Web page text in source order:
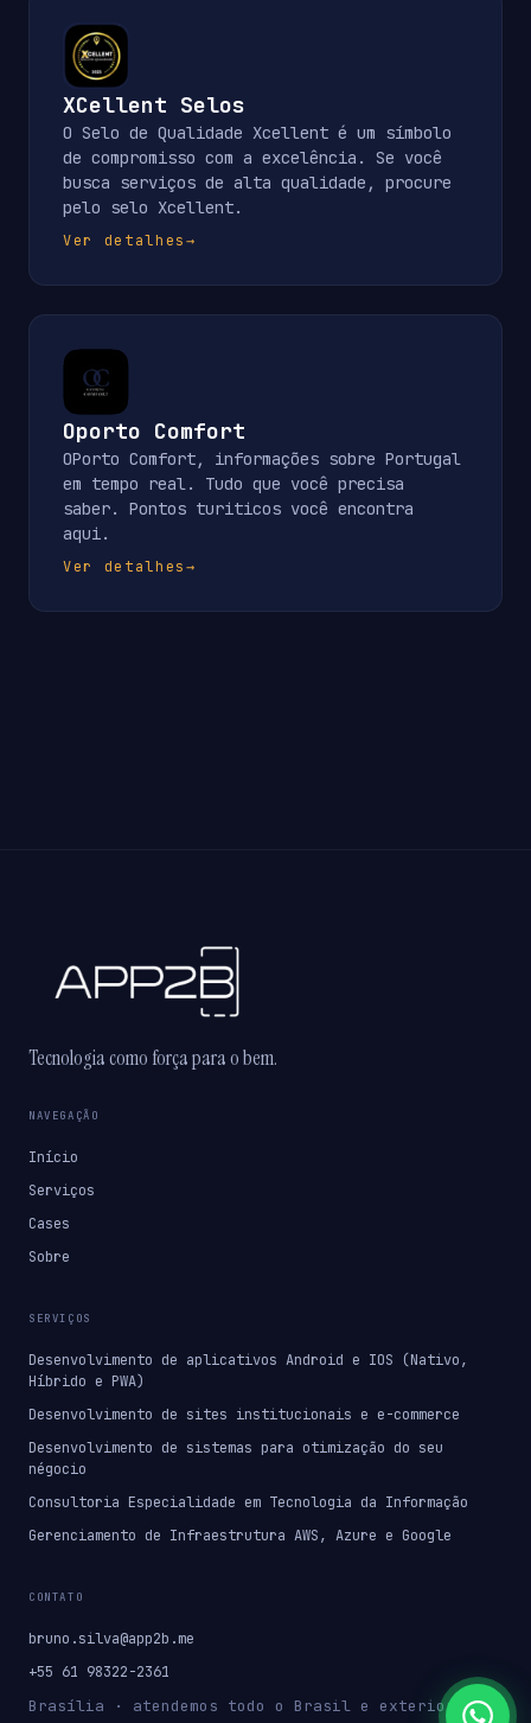
XCellent Selos
O Selo de Qualidade Xcellent é um símbolo
de compromisso com a excelência. Se você
busca serviços de alta qualidade, procure
pelo selo Xcellent.
Ver detalhes→
Oporto Comfort
OPorto Comfort, informações sobre Portugal
em tempo real. Tudo que você precisa
saber. Pontos turiticos você encontra
aqui.
Ver detalhes→
Tecnologia como força para o bem.
NAVEGAÇÃO
Início
Serviços
Cases
Sobre
SERVIÇOS
Desenvolvimento de aplicativos Android e IOS (Nativo,
Híbrido e PWA)
Desenvolvimento de sites institucionais e e-commerce
Desenvolvimento de sistemas para otimização do seu
négocio
Consultoria Especialidade em Tecnologia da Informação
Gerenciamento de Infraestrutura AWS, Azure e Google
CONTATO
bruno.silva@app2b.me
+55 61 98322-2361
Brasília · atendemos todo o Brasil e exterior